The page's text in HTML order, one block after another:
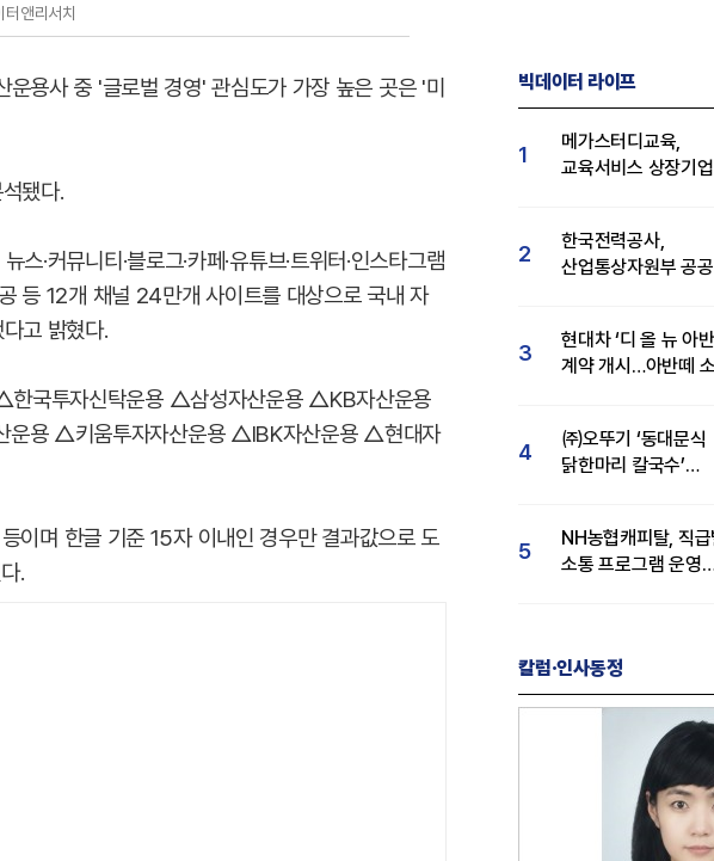
앤리서치
용사 중 '글로벌 경영' 관심도가 가장 높은 곳은 '미
됐다.
·커뮤니티·블로그·카페·유튜브·트위터·인스타그램
공 등 12개 채널 24만개 사이트를 대상으로 국내 자
고 밝혔다.
국투자신탁운용 △삼성자산운용 △KB자산운용
용 △키움투자자산운용 △IBK자산운용 △현대자
이며 한글 기준 15자 이내인 경우만 결과값으로 도
.
빅데이터 라이프
1
메가스터디교육,
교육서비스 상장기업
2
한국전력공사,
산업통상자원부 공
3
현대차 ‘디 올 뉴 아
계약 개시…아반떼
4
㈜오뚜기 ‘동대문식
닭한마리 칼국수’
5
NH농협캐피탈, 직급
소통 프로그램 운영
칼럼·인사동정